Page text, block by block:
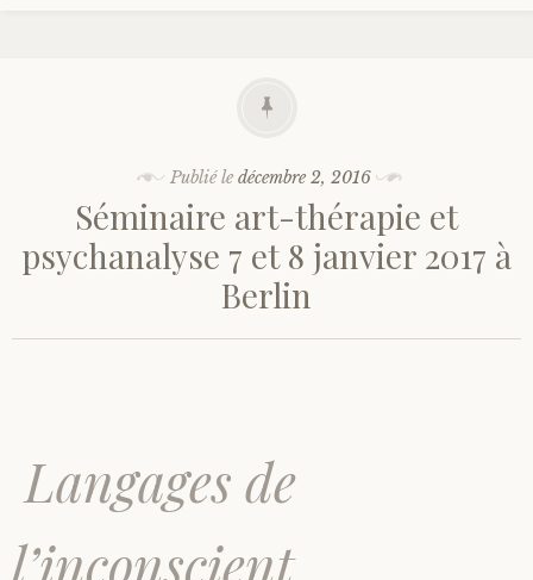
Publié le décembre 2, 2016
Séminaire art-thérapie et
psychanalyse 7 et 8 janvier 2017 à
Berlin
Langages de
l’inconscient